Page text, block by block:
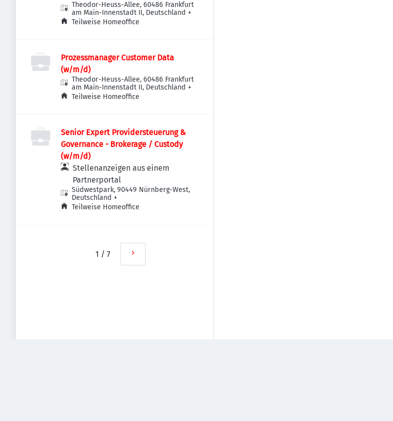
Theodor-Heuss-Allee, 60486 Frankfurt
am Main-Innenstadt II, Deutschland +
Teilweise Homeoffice
Prozessmanager Customer Data
(w/m/d)
Theodor-Heuss-Allee, 60486 Frankfurt
am Main-Innenstadt II, Deutschland +
Teilweise Homeoffice
Senior Expert Providersteuerung &
Governance - Brokerage / Custody
(w/m/d)
Stellenanzeigen aus einem
Partnerportal
Südwestpark, 90449 Nürnberg-West,
Deutschland +
Teilweise Homeoffice
1 / 7